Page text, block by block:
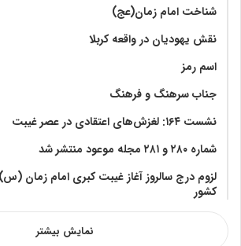
شناخت امام زمان(عج)
نقش یهودیان در واقعه کربلا
اسم رمز
جناب سرهنگ و فرهنگ
نشست ۱۶۴: لغزش‌های اعتقادی در عصر غیبت
شماره ۲۸۰ و ۲۸۱ مجله موعود منتشر شد
لزوم درج سالروز آغاز غیبت کبری امام زمان
کشور
نمایش بیشتر